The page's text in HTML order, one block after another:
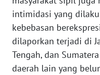
intimidasi yang
kebebasan
dilaporkan terjadi di
Tengah, dan
daerah lain yang
WN
PAPUA
BARAT
WN
RIAU